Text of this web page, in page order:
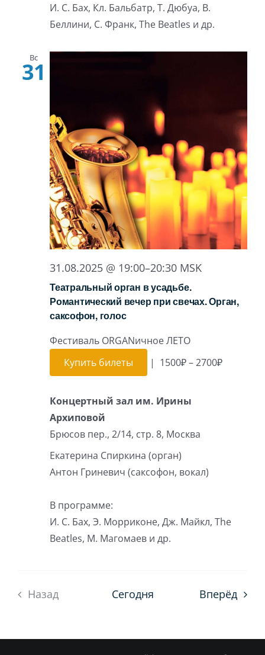
И. С. Бах, Кл. Бальбатр, Т. Дюбуа, В.
Беллини, С. Франк, The Beatles и др.
Вс
31
31.08.2025 @ 19:00–20:30 MSK
Театральный орган в усадьбе.
Романтический вечер при свечах. Орган,
саксофон, голос
Фестиваль ORGANичное ЛЕТО
Купить билеты
| 1500₽ – 2700₽
Концертный зал им. Ирины
Архиповой
Брюсов пер., 2/14, стр. 8, Москва
Екатерина Спиркина (орган)
Антон Гриневич (саксофон, вокал)
В программе:
И. С. Бах, Э. Морриконе, Дж. Майкл, The
Beatles, М. Магомаев и др.
Назад Сегодня Вперёд